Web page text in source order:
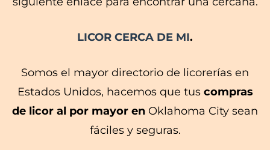
LICOR CERCA DE MI.
Somos el mayor directorio de licorerías en
Estados Unidos, hacemos que tuscompras
de licor al por mayor en Oklahoma City sean
fáciles y seguras.